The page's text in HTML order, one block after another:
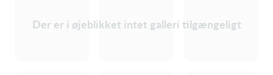
Der er i øjeblikket intet galleri tilgængeligt